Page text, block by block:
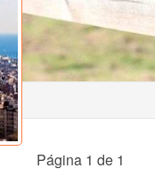
Página 1 de 1